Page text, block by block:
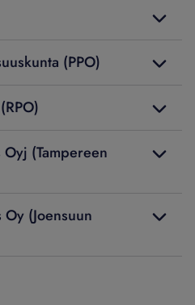
(PPO)
(Tampereen
(Joensuun